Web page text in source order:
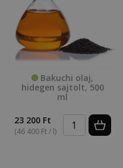
Bakuchi olaj,
hidegen sajtolt, 500
ml
23 200 Ft
(46 400 Ft / l)